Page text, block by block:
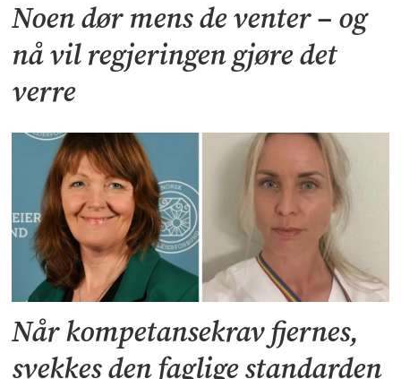
Noen dør mens de venter – og
nå vil regjeringen gjøre det
verre
Når kompetansekrav fjernes,
svekkes den faglige standarden